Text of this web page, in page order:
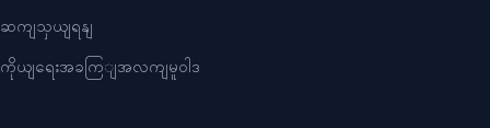
ဆကျသှယျရနျ
ကိုယျရေးအခကြျအလကျမူဝါဒ